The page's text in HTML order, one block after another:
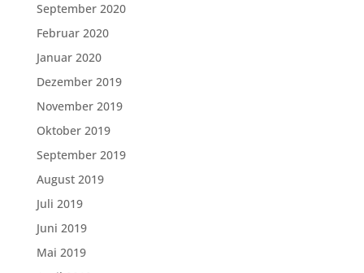
September 2020
Februar 2020
Januar 2020
Dezember 2019
November 2019
Oktober 2019
September 2019
August 2019
Juli 2019
Juni 2019
Mai 2019